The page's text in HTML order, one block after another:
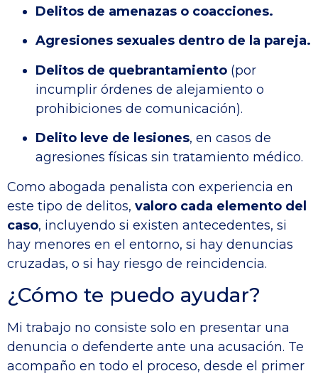
Delitos de amenazas o coacciones.
Agresiones sexuales dentro de la pareja.
Delitos de quebrantamiento (por
incumplir órdenes de alejamiento o
prohibiciones de comunicación).
Delito leve de lesiones, en casos de
agresiones físicas sin tratamiento médico.
Como abogada penalista con experiencia en
este tipo de delitos, valoro cada elemento del
caso, incluyendo si existen antecedentes, si
hay menores en el entorno, si hay denuncias
cruzadas, o si hay riesgo de reincidencia.
¿Cómo te puedo ayudar?
Mi trabajo no consiste solo en presentar una
denuncia o defenderte ante una acusación. Te
acompaño en todo el proceso, desde el primer